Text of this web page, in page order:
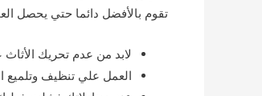
تقوم بالأفضل دائما حتي يحصل
لابد من عدم تحريك
العمل علي تنظيف